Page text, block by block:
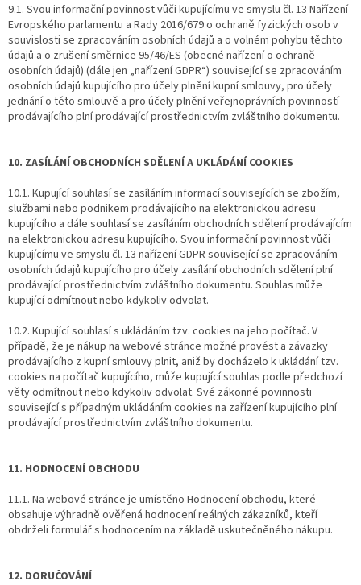
9.1. Svou informační povinnost vůči kupujícímu ve smyslu čl. 13 Nařízení
Evropského parlamentu a Rady 2016/679 o ochraně fyzických osob v
souvislosti se zpracováním osobních údajů a o volném pohybu těchto
údajů a o zrušení směrnice 95/46/ES (obecné nařízení o ochraně
osobních údajů) (dále jen „nařízení GDPR“) související se zpracováním
osobních údajů kupujícího pro účely plnění kupní smlouvy, pro účely
jednání o této smlouvě a pro účely plnění veřejnoprávních povinností
prodávajícího plní prodávající prostřednictvím zvláštního dokumentu.
10. ZASÍLÁNÍ OBCHODNÍCH SDĚLENÍ A UKLÁDÁNÍ COOKIES
10.1. Kupující souhlasí se zasíláním informací souvisejících se zbožím,
službami nebo podnikem prodávajícího na elektronickou adresu
kupujícího a dále souhlasí se zasíláním obchodních sdělení prodávajícím
na elektronickou adresu kupujícího. Svou informační povinnost vůči
kupujícímu ve smyslu čl. 13 nařízení GDPR související se zpracováním
osobních údajů kupujícího pro účely zasílání obchodních sdělení plní
prodávající prostřednictvím zvláštního dokumentu. Souhlas může
kupující odmítnout nebo kdykoliv odvolat.
10.2. Kupující souhlasí s ukládáním tzv. cookies na jeho počítač. V
případě, že je nákup na webové stránce možné provést a závazky
prodávajícího z kupní smlouvy plnit, aniž by docházelo k ukládání tzv.
cookies na počítač kupujícího, může kupující souhlas podle předchozí
věty odmítnout nebo kdykoliv odvolat. Své zákonné povinnosti
související s případným ukládáním cookies na zařízení kupujícího plní
prodávající prostřednictvím zvláštního dokumentu.
11. HODNOCENÍ OBCHODU
11.1. Na webové stránce je umístěno Hodnocení obchodu, které
obsahuje výhradně ověřená hodnocení reálných zákazníků, kteří
obdrželi formulář s hodnocením na základě uskutečněného nákupu.
12. DORUČOVÁNÍ